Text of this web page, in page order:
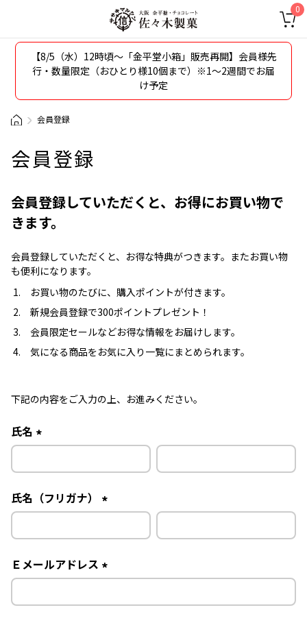
0
【8/5（水）12時頃〜「金平堂小箱」販売再開】会員様先
行・数量限定（おひとり様10個まで）※1～2週間でお届
け予定
会員登録
会員登録
会員登録していただくと、お得にお買い物で
きます。
会員登録していただくと、お得な特典がつきます。またお買い物
も便利になります。
お買い物のたびに、購入ポイントが付きます。
新規会員登録で300ポイントプレゼント！
会員限定セールなどお得な情報をお届けします。
気になる商品をお気に入り一覧にまとめられます。
下記の内容をご入力の上、お進みください。
氏名
必
氏名（フリガナ）
必
)
Ｅメールアドレス
必